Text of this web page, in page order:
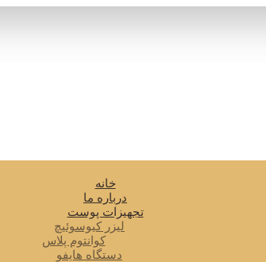
خانه
درباره ما
تجهیزات پوست
لیزر کیوسوئیچ
کوانتوم پلاس
دستگاه هایفو